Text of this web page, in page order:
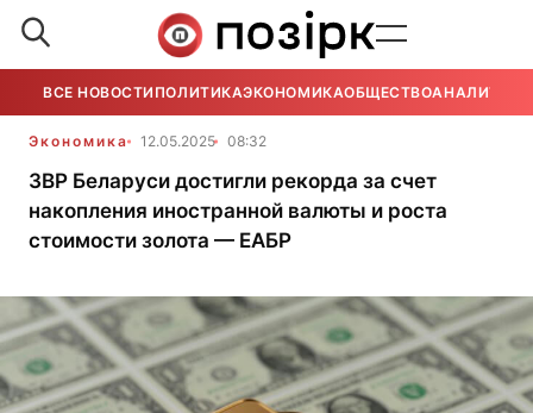
ВСЕ НОВОСТИ ПОЛИТИКАЭКОНОМИКАОБЩЕСТВОАНАЛИТИКА
Экономика 12.05.2025 08:32
ЗВР Беларуси достигли рекорда за счет
накопления иностранной валюты и роста
стоимости золота — ЕАБР